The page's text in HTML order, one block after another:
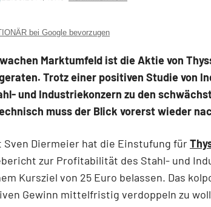
bei Google bevorzugen
Marktumfeld ist die Aktie von
Trotz einer positiven Studie von
und Industriekonzern zu den
muss der Blick vorerst wieder
Sven Diermeier hat die Einstufung für
zur Profitabilität des Stahl- und
Kursziel von 25 Euro belassen. Das
Gewinn mittelfristig verdoppeln zu